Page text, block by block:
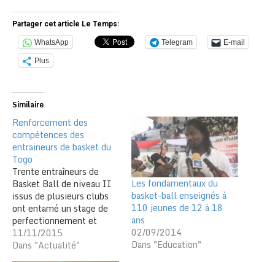
Partager cet article Le Temps:
WhatsApp Telegram E-mail
Plus
Similaire
Renforcement des
compétences des
entraineurs de basket du
Togo
Trente entraîneurs de
Basket Ball de niveau II
issus de plusieurs clubs
ont entamé un stage de
perfectionnement et
d’évaluation, le 10
novembre au siège de la
11/11/2015
Dans "Actualité"
Les fondamentaux du
basket-ball enseignés à
110 jeunes de 12 à 18
ans
02/09/2014
Dans "Education"